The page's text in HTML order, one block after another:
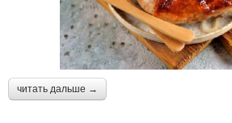
читать дальше →